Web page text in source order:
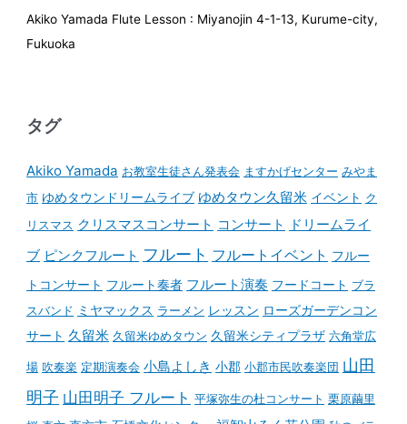
Akiko Yamada Flute Lesson : Miyanojin 4-1-13, Kurume-city,
Fukuoka
タグ
Akiko Yamada お教室生徒さん発表会 ますかげセンター みやま
市 ゆめタウンドリームライブ ゆめタウン久留米 イベント ク
リスマス クリスマスコンサート コンサート
ドリームライ
ブ ピンクフルート フルート フルートイベント フルー
トコンサート フルート奏者 フルート演奏 フードコート ブラ
スバンド ミヤマックス ラーメン レッスン ローズガーデンコン
サート 久留米 久留米ゆめタウン 久留米シティプラザ 六角堂広
場 吹奏楽 定期演奏会 小島よしき 小郡 小郡市民吹奏楽団 山田
明子 山田明子 フルート 平塚弥生の杜コンサート 栗原繭里